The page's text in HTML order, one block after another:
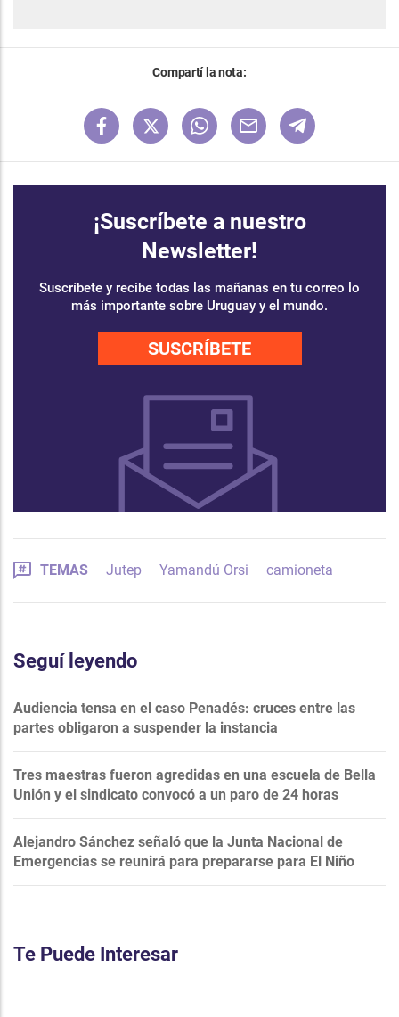
Compartí la nota:
¡Suscríbete a nuestro
Newsletter!
Suscríbete y recibe todas las mañanas en tu correo lo
más importante sobre Uruguay y el mundo.
SUSCRÍBETE
TEMAS Jutep Yamandú Orsi camioneta
Seguí leyendo
Audiencia tensa en el caso Penadés: cruces entre las
partes obligaron a suspender la instancia
Tres maestras fueron agredidas en una escuela de Bella
Unión y el sindicato convocó a un paro de 24 horas
Alejandro Sánchez señaló que la Junta Nacional de
Emergencias se reunirá para prepararse para El Niño
Te Puede Interesar